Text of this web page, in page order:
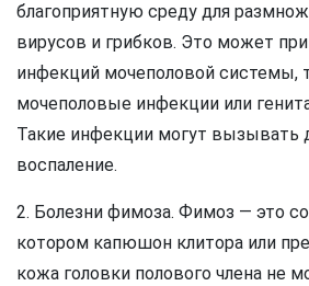
благоприятную среду для
вирусов и грибков. Это может
инфекций мочеполовой системы,
мочеполовые инфекции или
Такие инфекции могут вызывать
воспаление.
2. Болезни фимоза. Фимоз — это
котором капюшон клитора или
кожа головки полового члена не